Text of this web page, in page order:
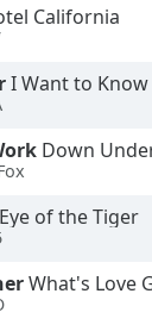
California
I Want to
Down
Eye of the Tiger
What's Love